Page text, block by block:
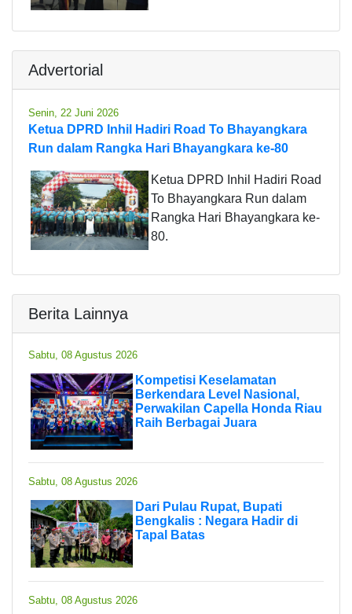
Advertorial
Senin, 22 Juni 2026
Ketua DPRD Inhil Hadiri Road To Bhayangkara
Run dalam Rangka Hari Bhayangkara ke-80
Ketua DPRD Inhil Hadiri Road
To Bhayangkara Run dalam
Rangka Hari Bhayangkara ke-
80.
Berita Lainnya
Sabtu, 08 Agustus 2026
Kompetisi Keselamatan
Berkendara Level Nasional,
Perwakilan Capella Honda Riau
Raih Berbagai Juara
Sabtu, 08 Agustus 2026
Dari Pulau Rupat, Bupati
Bengkalis : Negara Hadir di
Tapal Batas
Sabtu, 08 Agustus 2026